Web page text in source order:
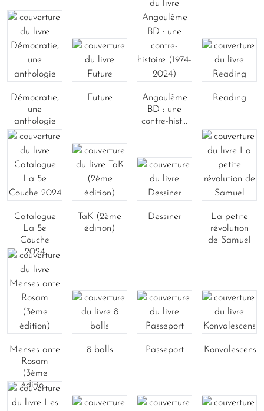
Démocratie,
une
anthologie
Future
Angoulême
BD : une
contre-hist...
Reading
Catalogue
La 5e
Couche
2024
TaK (2ème
édition)
Dessiner
La petite
révolution
de Samuel
Menses ante
Rosam
(3ème
éditio...
8 balls Passeport Konvalescens